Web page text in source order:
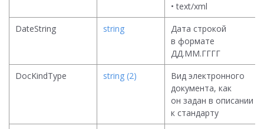
• text/xml
DateString
string
Дата строкой
в формате
ДД.ММ.ГГГГ
DocKindType
string (2)
Вид электронного
документа, как
он задан в описании
к стандарту